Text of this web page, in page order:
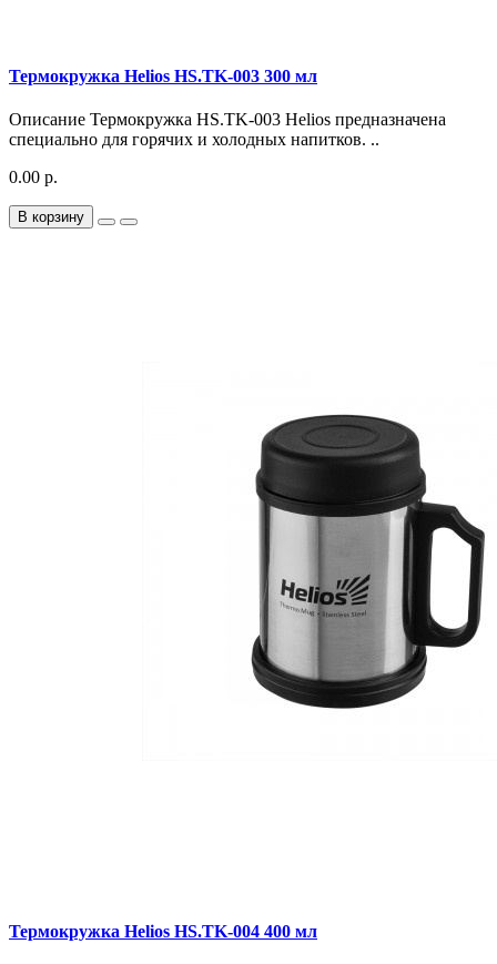
Термокружка Helios HS.TK-003 300 мл
Описание Термокружка HS.TK-003 Helios предназначена
специально для горячих и холодных напитков. ..
0.00 р.
В корзину
Термокружка Helios HS.TK-004 400 мл